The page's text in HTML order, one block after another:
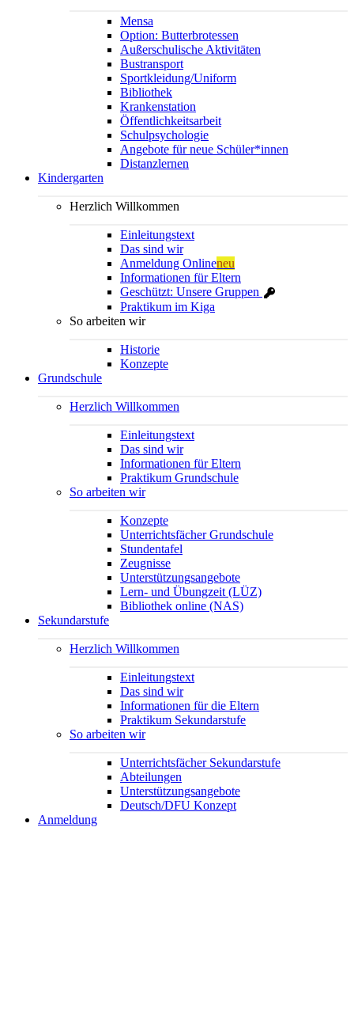
Mensa
Option: Butterbrotessen
Außerschulische Aktivitäten
Bustransport
Sportkleidung/Uniform
Bibliothek
Krankenstation
Öffentlichkeitsarbeit
Schulpsychologie
Angebote für neue Schüler*innen
Distanzlernen
Kindergarten
Herzlich Willkommen
Einleitungstext
Das sind wir
Anmeldung Onlineneu
Informationen für Eltern
Geschützt: Unsere Gruppen
Praktikum im Kiga
So arbeiten wir
Historie
Konzepte
Grundschule
Herzlich Willkommen
Einleitungstext
Das sind wir
Informationen für Eltern
Praktikum Grundschule
So arbeiten wir
Konzepte
Unterrichtsfächer Grundschule
Stundentafel
Zeugnisse
Unterstützungsangebote
Lern- und Übungzeit (LÜZ)
Bibliothek online (NAS)
Sekundarstufe
Herzlich Willkommen
Einleitungstext
Das sind wir
Informationen für die Eltern
Praktikum Sekundarstufe
So arbeiten wir
Unterrichtsfächer Sekundarstufe
Abteilungen
Unterstützungsangebote
Deutsch/DFU Konzept
Anmeldung